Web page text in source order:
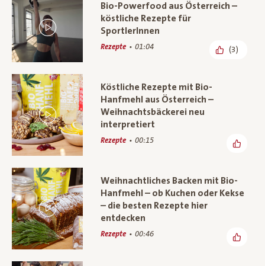
Bio-Powerfood aus Österreich –
köstliche Rezepte für
SportlerInnen
Rezepte 01:04 (3)
Köstliche Rezepte mit Bio-
Hanfmehl aus Österreich –
Weihnachtsbäckerei neu
interpretiert
Rezepte 00:15
Weihnachtliches Backen mit Bio-
Hanfmehl – ob Kuchen oder Kekse
– die besten Rezepte hier
entdecken
Rezepte 00:46